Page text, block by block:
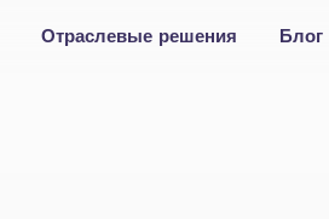
Блог
Отраслевые решения